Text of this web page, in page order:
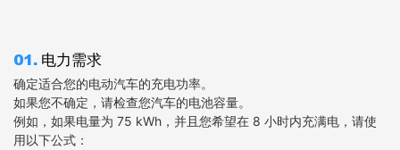
01. 电力需求
确定适合您的电动汽车的充电功率。
如果您不确定，请检查您汽车的电池容量。
例如，如果电量为 75 kWh，并且您希望在 8 小时内充满电，请使
用以下公式：